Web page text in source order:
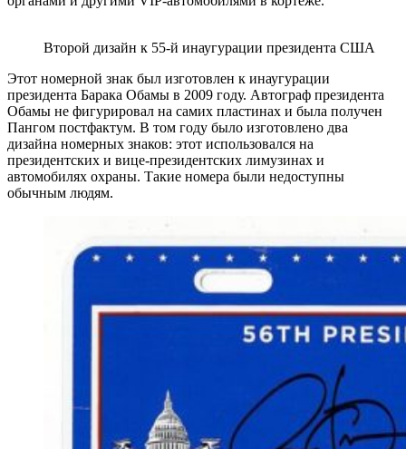
Второй дизайн к 55-й инаугурации президента США
Этот номерной знак был изготовлен к инаугурации
президента Барака Обамы в 2009 году. Автограф президента
Обамы не фигурировал на самих пластинах и была получен
Пангом постфактум. В том году было изготовлено два
дизайна номерных знаков: этот использовался на
президентских и вице-президентских лимузинах и
автомобилях охраны. Такие номера были недоступны
обычным людям.